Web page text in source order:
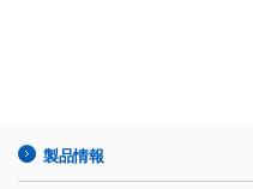
製品情報